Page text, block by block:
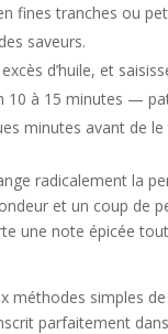
fines tranches ou
saveurs.
d’huile, et
à 15 minutes —
minutes avant de
radicalement la
et un coup de
une note épicée
méthodes simples
parfaitement